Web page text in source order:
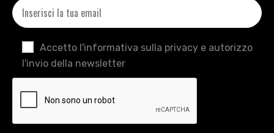
Accetto l'informativa sulla privacy e autorizzo
l'invio della newsletter